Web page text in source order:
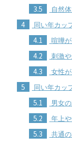
3.5 自然
4 同い年カッ
4.1 喧嘩
4.2 刺激
4.3 女性
5 同い年カッ
5.1 男女
5.2 年上
5.3 共通